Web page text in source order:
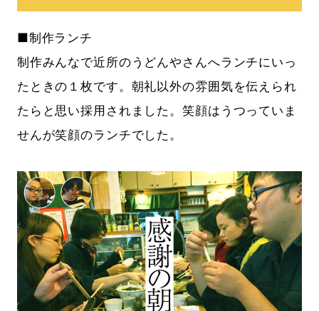
■制作ランチ
制作みんなで近所のうどんやさんへランチにいっ
たときの１枚です。朝礼以外の雰囲気を伝えられ
たらと思い採用されました。笑顔はうつっていま
せんが笑顔のランチでした。